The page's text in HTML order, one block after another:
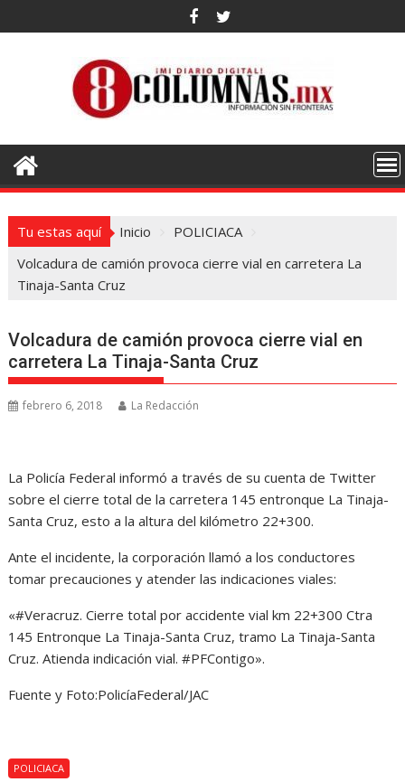
al
Tu estas aquí Inicio
POLICIACA
Volcadura de camión provoca cierre vial en carretera La
Tinaja-Santa Cruz
Volcadura de camión provoca cierre vial en
carretera La Tinaja-Santa Cruz
febrero 6, 2018 La Redacción
La Policía Federal informó a través de su cuenta de Twitter
sobre el cierre total de la carretera 145 entronque La Tinaja-
Santa Cruz, esto a la altura del kilómetro 22+300.
Ante el incidente, la corporación llamó a los conductores
tomar precauciones y atender las indicaciones viales:
«#Veracruz. Cierre total por accidente vial km 22+300 Ctra
145 Entronque La Tinaja-Santa Cruz, tramo La Tinaja-Santa
Cruz. Atienda indicación vial. #PFContigo».
Fuente y Foto:PolicíaFederal/JAC
POLICIACA